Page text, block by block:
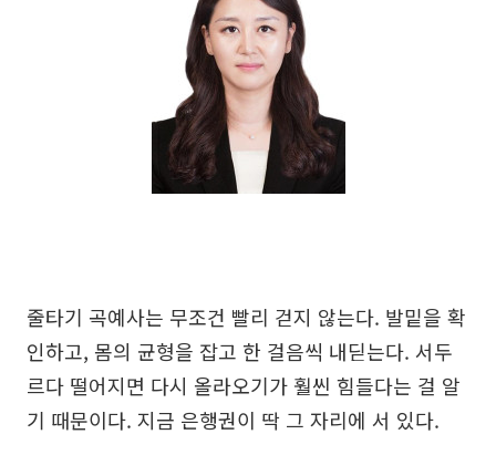
줄타기 곡예사는 무조건 빨리 걷지 않는다. 발밑을 확
인하고, 몸의 균형을 잡고 한 걸음씩 내딛는다. 서두
르다 떨어지면 다시 올라오기가 훨씬 힘들다는 걸 알
기 때문이다. 지금 은행권이 딱 그 자리에 서 있다.